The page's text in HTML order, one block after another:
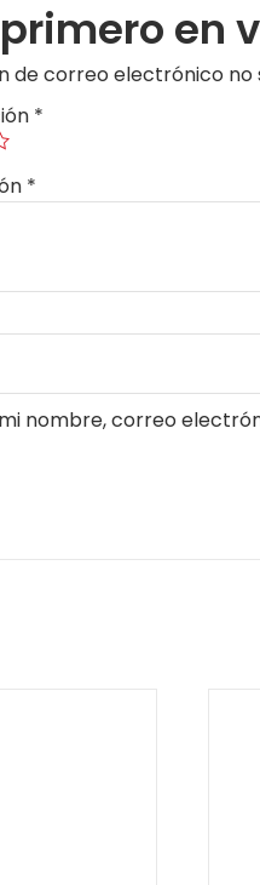
en
de correo electrónico no
*
*
nombre, correo